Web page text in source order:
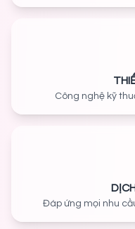
Công nghệ kỹ
Đáp ứng mọi nhu